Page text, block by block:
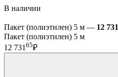
В наличии
Пакет (полиэтилен) 5 м — 12 731
Пакет (полиэтилен) 5 м
12 73165₽